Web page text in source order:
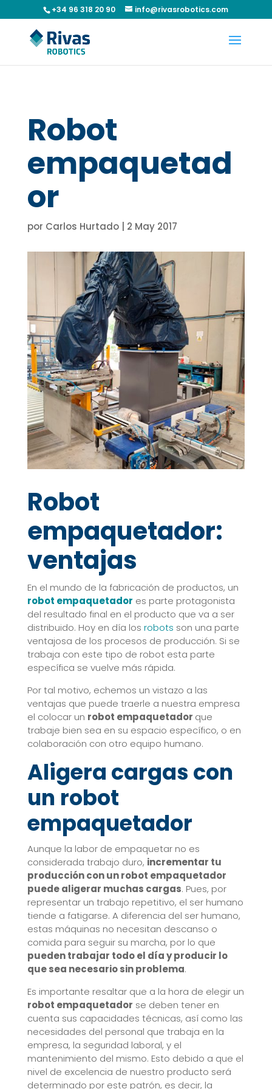
+34 96 318 20 90 info@rivasrobotics.com
Robot
empaquetad
or
por Carlos Hurtado| 2 May 2017
Robot
empaquetador:
ventajas
En el mundo de la fabricación de productos, un
robot empaquetador es parte protagonista
del resultado final en el producto que va a ser
distribuido. Hoy en día los robots son una parte
ventajosa de los procesos de producción. Si se
trabaja con este tipo de robot esta parte
específica se vuelve más rápida.
Por tal motivo, echemos un vistazo a las
ventajas que puede traerle a nuestra empresa
el colocar un robot empaquetador que
trabaje bien sea en su espacio específico, o en
colaboración con otro equipo humano.
Aligera cargas con
un robot
empaquetador
Aunque la labor de empaquetar no es
considerada trabajo duro, incrementar tu
producción con un robot empaquetador
puede aligerar muchas cargas. Pues, por
representar un trabajo repetitivo, el ser humano
tiende a fatigarse. A diferencia del ser humano,
estas máquinas no necesitan descanso o
comida para seguir su marcha, por lo que
pueden trabajar todo el día y producir lo
que sea necesario sin problema.
Es importante resaltar que a la hora de elegir un
robot empaquetador se deben tener en
cuenta sus capacidades técnicas, así como las
necesidades del personal que trabaja en la
empresa, la seguridad laboral, y el
mantenimiento del mismo. Esto debido a que el
nivel de excelencia de nuestro producto será
determinado por este patrón, es decir, la